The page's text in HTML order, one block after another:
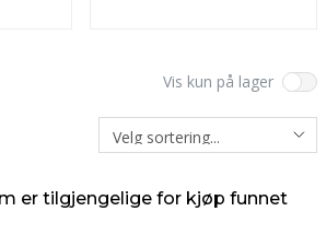
Vis kun på lager
er tilgjengelige for kjøp funnet